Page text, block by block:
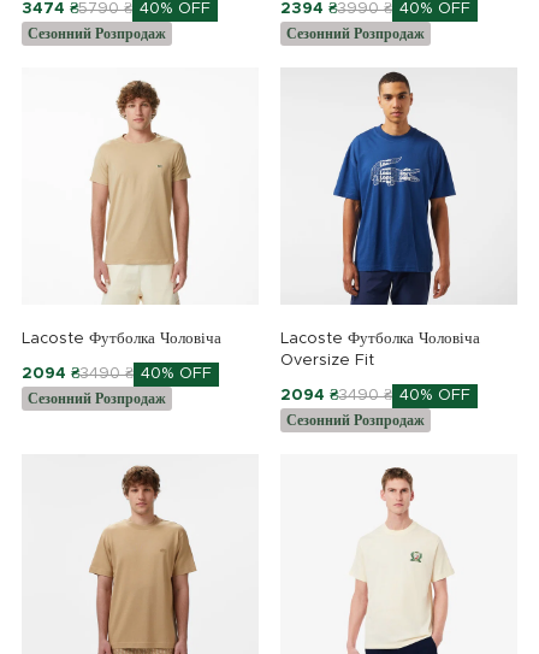
3474 ₴5790 ₴ 40% OFF
Сезонний Розпродаж
2394 ₴3990 ₴ 40% OFF
Сезонний Розпродаж
Lacoste Футболка Чоловіча
2094 ₴3490 ₴ 40% OFF
Сезонний Розпродаж
Lacoste Футболка Чоловіча
Oversize Fit
2094 ₴3490 ₴ 40% OFF
Сезонний Розпродаж